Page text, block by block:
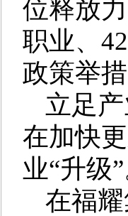
位释放
职业、
政策举
立足
在加快
业“升级”
在福